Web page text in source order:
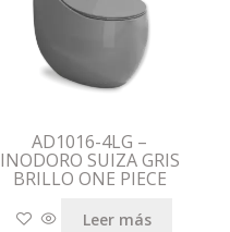
AD1016-4LG –
INODORO SUIZA GRIS
BRILLO ONE PIECE
Leer más